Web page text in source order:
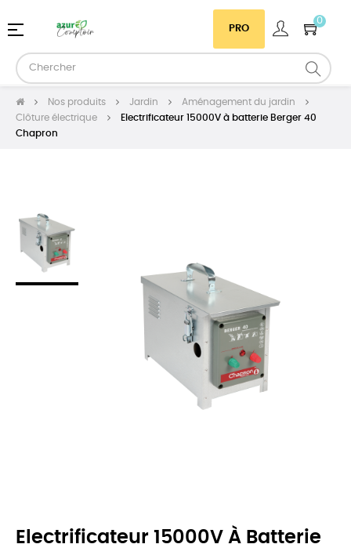
PRO
0
Basculer
navigation
☰
Nos produits Jardin
Aménagement du jardin
Clôture électrique
Electrificateur 15000V à batterie Berger 40
Chapron
Electrificateur 15000V À Batterie